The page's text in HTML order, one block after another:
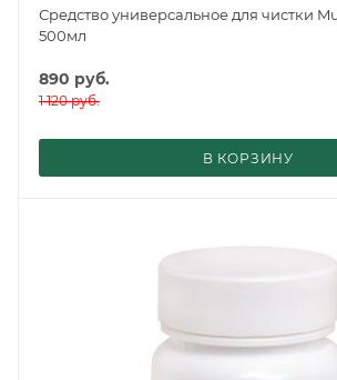
Средство универсальное для чистки
500мл
890 руб.
1 120руб.
В КОРЗИНУ